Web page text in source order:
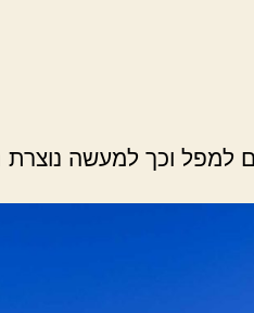
וכך למעשה נוצרת